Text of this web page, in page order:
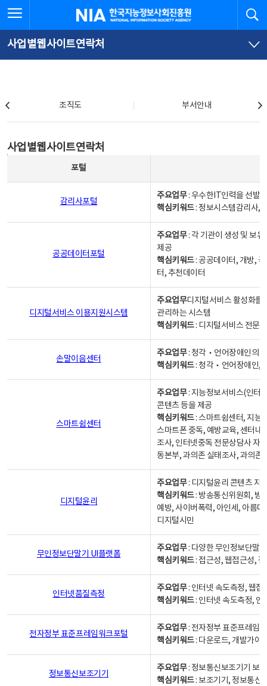
문
로
가
체
뉴
바
가
한국지능정보사회진흥원
사업별웹사이트연락처
조직도 부서안내
사업별웹사이트연락처
포털
감리사포털
주요업무: 우수한IT인력을 선발
핵심키워드: 정보시스템감리사,
공공데이터포털
주요업무: 각 기관이 생성 및 보
제공
핵심키워드: 공공데이터, 개방,
터, 추천데이터
디지털서비스 이용지원시스템
주요업무디지털서비스 활성화를
관리하는 시스템
핵심키워드: 디지털서비스 전문
손말이음센터
주요업무: 청각‧언어장애인의
핵심키워드: 청각‧언어장애인,
스마트쉼센터
주요업무: 지능정보서비스(인터
콘텐츠 등을 제공
핵심키워드: 스마트쉼센터, 지능
스마트폰 중독, 예방교육, 센터내
조사, 인터넷중독 전문상담사 자
동본부, 과의존 실태조사, 과의존
디지털윤리
주요업무: 디지털윤리 콘텐츠 지
핵심키워드: 방송통신위원회, 방
예방, 사이버폭력, 아인세, 아름
디지털시민
무인정보단말기 UI플랫폼
주요업무: 다양한 무인정보단말
핵심키워드: 접근성, 웹접근성,
인터넷품질측정
주요업무: 인터넷 속도측정, 웹접
핵심키워드: 인터넷 속도측정, 인
전자정부 표준프레임워크포털
주요업무: 전자정부 표준프레임
핵심키워드: 다운로드, 개발가이
정보통신보조기기
주요업무: 정보통신보조기기 보
핵심키워드: 보조기기, 정보통신